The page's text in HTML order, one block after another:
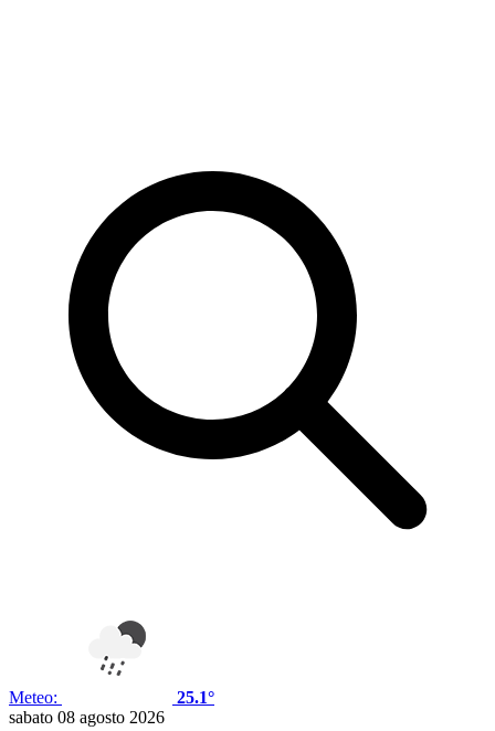
Meteo:
25.1°
sabato 08 agosto 2026